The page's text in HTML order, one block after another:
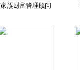
家族财富管理顾问